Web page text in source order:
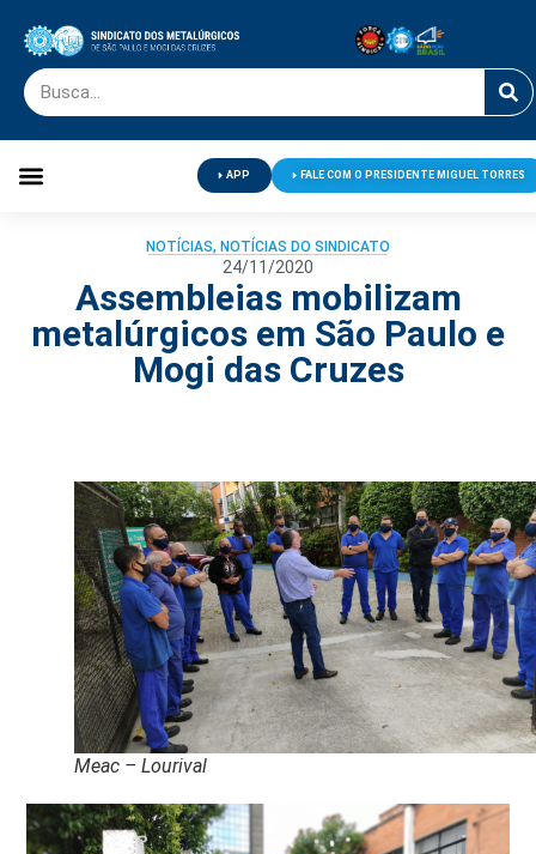
APP FALE COM O PRESIDENTE MIGUEL TORRES
NOTÍCIAS, NOTÍCIAS DO SINDICATO
24/11/2020
Assembleias mobilizam
metalúrgicos em São Paulo e
Mogi das Cruzes
Meac – Lourival